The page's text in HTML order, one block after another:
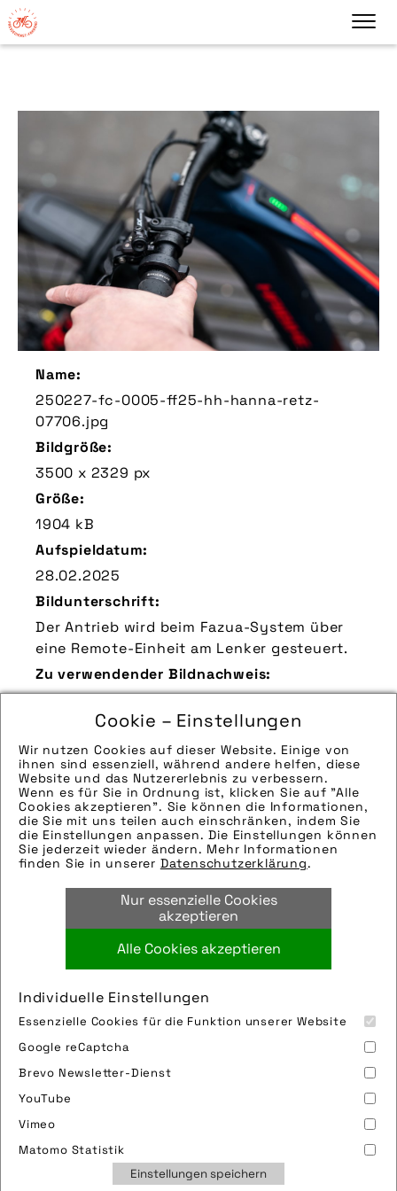
Cookie – Einstellungen
Wir nutzen Cookies auf dieser Website. Einige von
ihnen sind essenziell, während andere helfen, diese
Website und das Nutzererlebnis zu verbessern.
Wenn es für Sie in Ordnung ist, klicken Sie auf "Alle
Cookies akzeptieren". Sie können die Informationen,
die Sie mit uns teilen auch einschränken, indem Sie
die Einstellungen anpassen. Die Einstellungen können
Sie jederzeit wieder ändern. Mehr Informationen
finden Sie in unserer Datenschutzerklärung.
Nur essenzielle Cookies
akzeptieren
Alle Cookies akzeptieren
Individuelle Einstellungen
Essenzielle Cookies für die Funktion unserer Website
Google reCaptcha
Brevo Newsletter-Dienst
YouTube
Vimeo
Matomo Statistik
Einstellungen speichern
Name:
250227-fc-0005-ff25-hh-hanna-retz-
07706.jpg
Bildgröße:
3500 x 2329 px
Größe:
1904 kB
Aufspieldatum:
28.02.2025
Bildunterschrift:
Der Antrieb wird beim Fazua-System über
eine Remote-Einheit am Lenker gesteuert.
Zu verwendender Bildnachweis:
Quelle/Source: „www.pd-f.de | Hanna Retz“
Technik-Info:
Hinweise zur weiteren Recherche:
Modellname: Fazua Ride 60
Hersteller: Fazua
Tags:
antrieb,display,e-bike ,fahrradfrühling-
2025,fazua,FF25,frühling,haibike,
hamburg,motor,remote,winora-staiger
Bild downloaden
Nutzungsbedingungen
Datenschutz
Cookies